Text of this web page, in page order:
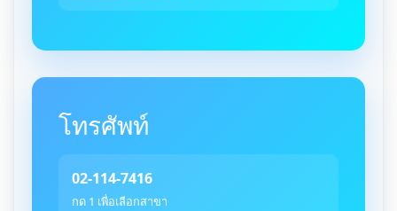
โทรศัพท์
02-114-7416
กด 1 เพื่อเลือกสาขา